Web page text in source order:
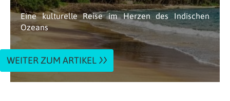
Eine kulturelle Reise im Herzen des Indischen
Ozeans
WEITER ZUM ARTIKEL